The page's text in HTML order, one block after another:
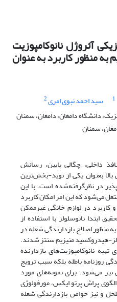
آئروژل نانوکامپوزیت
منظور کاربرد به عنوان
1 سید احمد نبوی امری2
دانشگاه دامغان، دامغان، سمنان
سمنان
داخلی، چگالی پایین، رسانش
بعنوان یکی از نوید-بخش‌ترین
در نظر‌گرفته‌شده است. با این
می‌شود که این امر امکان کاربرد
کاربرد در لوازم خانگی غیر‌ممکن
ابتدا نانوسلولز با استفاده از
منظور اصلاح بازدارندگی شعله در
هیدروکسید منیزیم سنتز شدند.
نانوکامپوزیت‌های بازدارنده
روزنامه باطله بلکه سبب ترویج
نیز می‌شود. برای نمونه‌های مورد
پراش پرتو ایکس، مورفولوژی
و نیز خواص بازدارندگی شعله